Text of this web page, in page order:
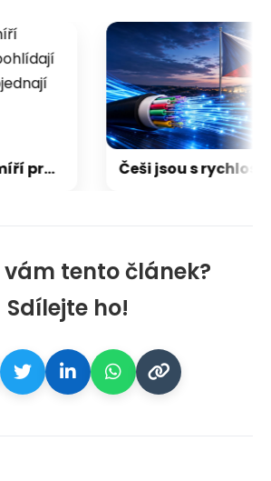
vám tento článek?
Sdílejte ho!
Do Google Map míří praktické novinky: pohlídají zpoždění vlaků a objednají jídlo z restaurace